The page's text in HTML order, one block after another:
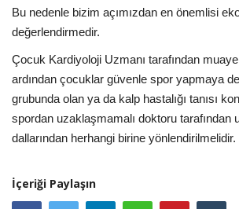
Bu nedenle bizim açımızdan en önemlisi
değerlendirmedir.
Çocuk Kardiyoloji Uzmanı tarafından
ardından çocuklar güvenle spor yapmaya
grubunda olan ya da kalp hastalığı tanısı
spordan uzaklaşmamalı doktoru tarafından
dallarından herhangi birine yönlendirilmelidir.
İçeriği Paylaşın